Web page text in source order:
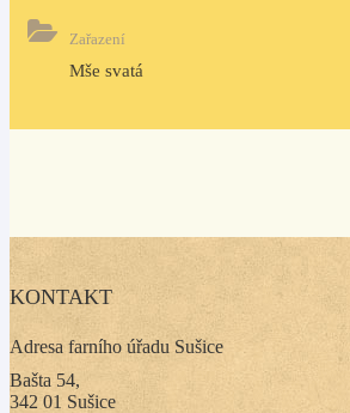
Zařazení
Mše svatá
KONTAKT
Adresa farního úřadu Sušice
Bašta 54,
342 01 Sušice